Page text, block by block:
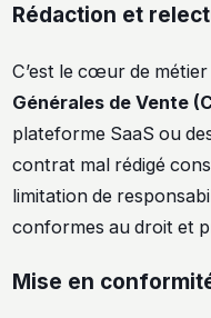
Rédaction et
C’est le cœur de métier
Générales de Vente
plateforme SaaS ou
contrat mal rédigé
limitation de
conformes au droit et
Mise en